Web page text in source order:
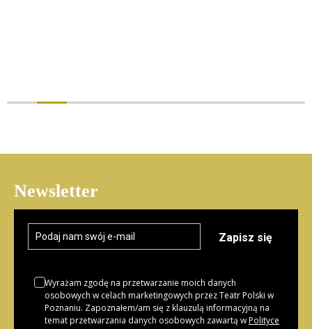
Newsletter
Zapisz się
Wyrażam zgodę na przetwarzanie moich danych
osobowych w celach marketingowych przez Teatr Polski w
Poznaniu. Zapoznałem/am się z klauzulą informacyjną na
temat przetwarzania danych osobowych zawartą wPolityce